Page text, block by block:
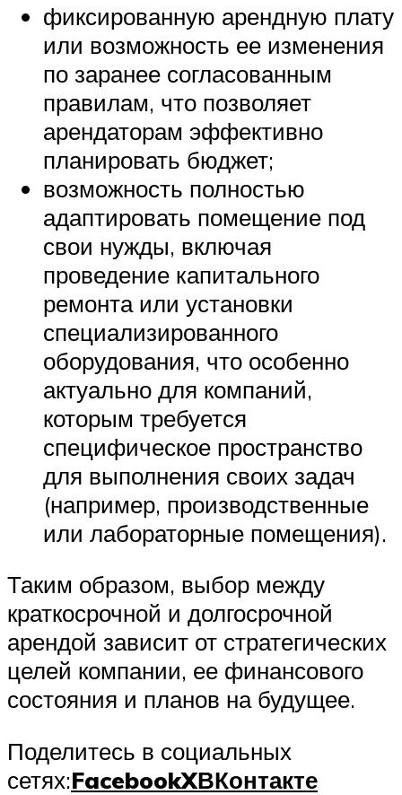
фиксированную арендную плату
или возможность ее изменения
по заранее согласованным
правилам, что позволяет
арендаторам эффективно
планировать бюджет;
возможность полностью
адаптировать помещение под
свои нужды, включая
проведение капитального
ремонта или установки
специализированного
оборудования, что особенно
актуально для компаний,
которым требуется
специфическое пространство
для выполнения своих задач
(например, производственные
или лабораторные помещения).
Таким образом, выбор между
краткосрочной и долгосрочной
арендой зависит от стратегических
целей компании, ее финансового
состояния и планов на будущее.
Поделитесь в социальных
сетях:FacebookXВКонтакте